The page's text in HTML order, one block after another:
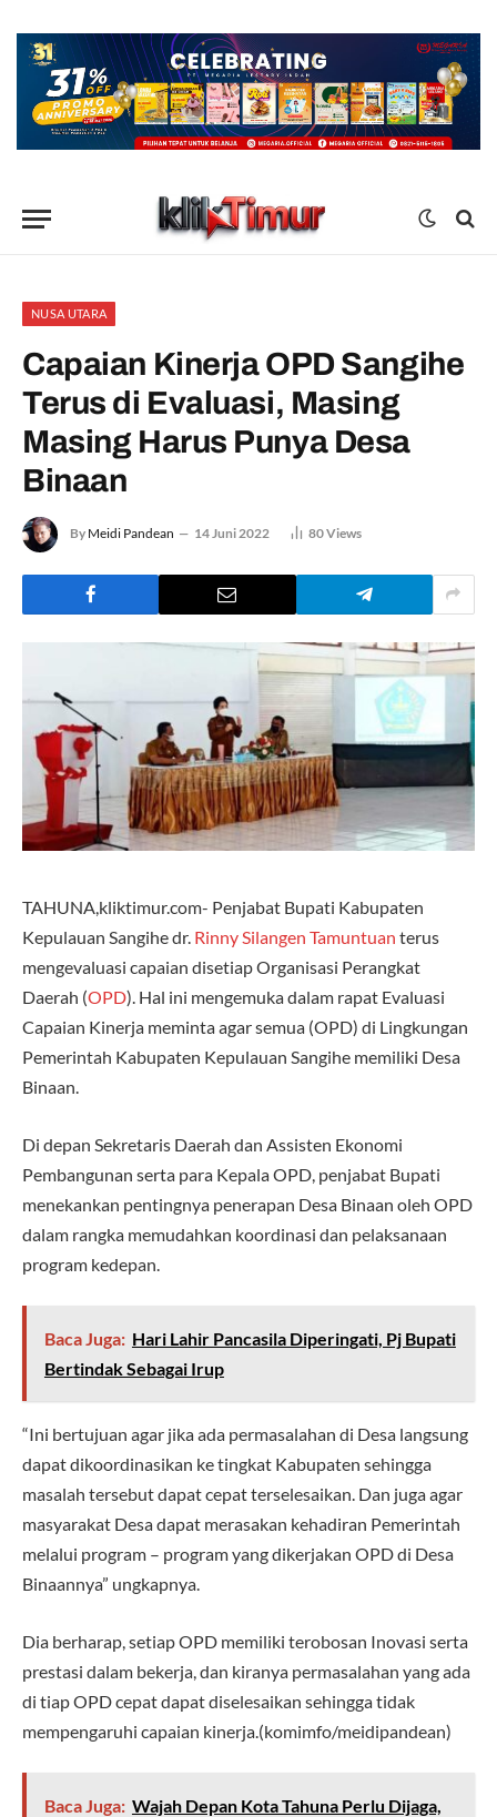
NUSA UTARA
Capaian Kinerja OPD Sangihe
Terus di Evaluasi, Masing
Masing Harus Punya Desa
Binaan
By Meidi Pandean 14 Juni 2022 80Views
TAHUNA,kliktimur.com- Penjabat Bupati Kabupaten
Kepulauan Sangihe dr. Rinny Silangen Tamuntuan terus
mengevaluasi capaian disetiap Organisasi Perangkat
Daerah (OPD). Hal ini mengemuka dalam rapat Evaluasi
Capaian Kinerja meminta agar semua (OPD) di Lingkungan
Pemerintah Kabupaten Kepulauan Sangihe memiliki Desa
Binaan.
Di depan Sekretaris Daerah dan Assisten Ekonomi
Pembangunan serta para Kepala OPD, penjabat Bupati
menekankan pentingnya penerapan Desa Binaan oleh OPD
dalam rangka memudahkan koordinasi dan pelaksanaan
program kedepan.
Baca Juga: Hari Lahir Pancasila Diperingati, Pj Bupati
Bertindak Sebagai Irup
“Ini bertujuan agar jika ada permasalahan di Desa langsung
dapat dikoordinasikan ke tingkat Kabupaten sehingga
masalah tersebut dapat cepat terselesaikan. Dan juga agar
masyarakat Desa dapat merasakan kehadiran Pemerintah
melalui program – program yang dikerjakan OPD di Desa
Binaannya” ungkapnya.
Dia berharap, setiap OPD memiliki terobosan Inovasi serta
prestasi dalam bekerja, dan kiranya permasalahan yang ada
di tiap OPD cepat dapat diselesaikan sehingga tidak
mempengaruhi capaian kinerja.(komimfo/meidipandean)
Baca Juga: Wajah Depan Kota Tahuna Perlu Dijaga,